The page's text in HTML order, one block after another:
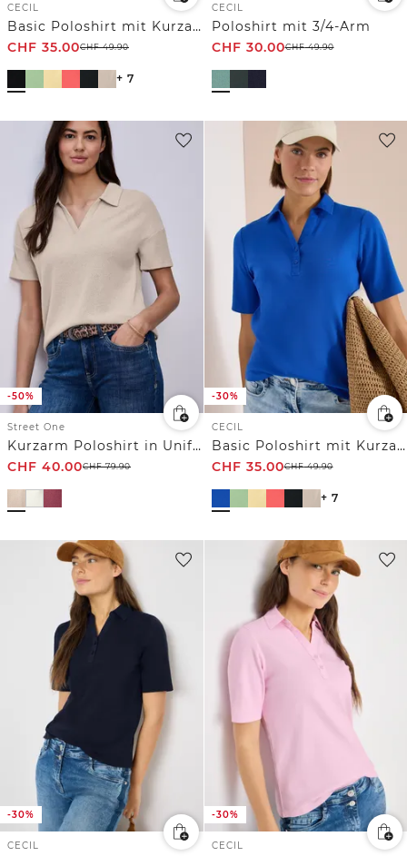
CECIL
Basic Poloshirt mit Kurzarm
CHF 35.00CHF49.90
+ 7
CECIL
Poloshirt mit 3/4-Arm
CHF 30.00CHF49.90
-50%
Street One
Kurzarm Poloshirt in Unifarbe
CHF 40.00CHF79.90
-30%
CECIL
Basic Poloshirt mit Kurzarm
CHF 35.00CHF49.90
+ 7
-30%
CECIL
-30%
CECIL